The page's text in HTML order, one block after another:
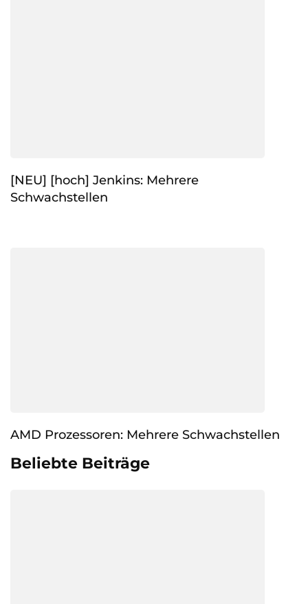
[NEU] [hoch] Jenkins: Mehrere
Schwachstellen
AMD Prozessoren: Mehrere Schwachstellen
Beliebte Beiträge